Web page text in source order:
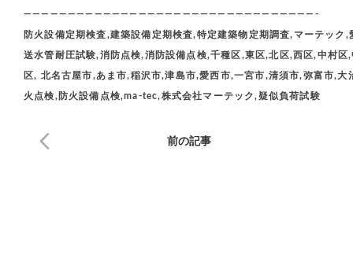
—————————————————————————————————-
防火設備定期検査,建築設備定期検査,特定建築物定期調査,マーテッ
送水管耐圧試験,消防点検,消防設備点検,千種区,東区,北区,西区,中村
区, 北名古屋市,あま市,稲沢市,津島市,愛西市,一宮市,清須市,弥富市,
火点検,防火設備点検,ma-tec,株式会社マーテック,疑似負荷試験
前の記事